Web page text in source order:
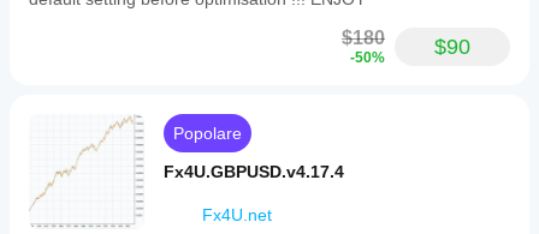
**Ci sono più timeframe su Ctrader ma per calcoli
semplici abbiamo usato questi 20 timeframe.
Tipi di criteri (11 totali):
- Maggiore
- CrossUp
$180
-50% $90
Popolare
Fx4U.GBPUSD.v4.17.4
Fx4U.net